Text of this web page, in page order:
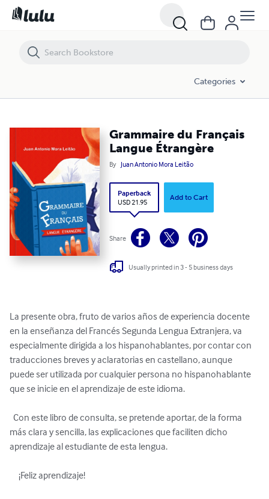
Categories
Grammaire du Français
Langue Étrangère
By Juan Antonio Mora Leitão
Paperback
USD 21.95
Add to Cart
Share
Usually printed in 3 - 5 business days
La presente obra, fruto de varios años de experiencia docente
en la enseñanza del Francés Segunda Lengua Extranjera, va
especialmente dirigida a los hispanohablantes, por contar con
traducciones breves y aclaratorias en castellano, aunque
puede ser utilizada por cualquier persona no hispanohablante
que se inicie en el aprendizaje de este idioma.
más clara y sencilla, las explicaciones que faciliten dicho
aprendizaje al estudiante de esta lengua.
     ¡Feliz aprendizaje!
Grammaire du Français Langue Étrangère